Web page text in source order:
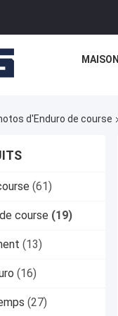
MAISON
d'Enduro de course
(61)
course (19)
(13)
(16)
(27)